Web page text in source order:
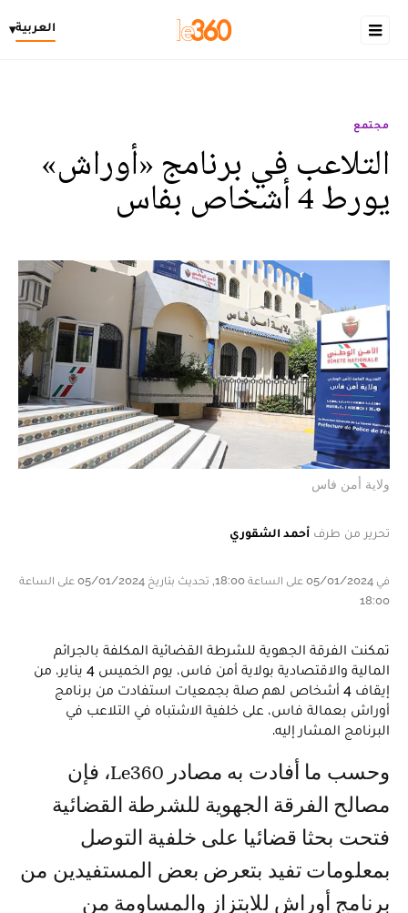
العربية▾
مجتمع
التلاعب في برنامج «أوراش»
يورط 4 أشخاص بفاس
ولاية أمن فاس
تحرير من طرف أحمد الشقوري
في 05/01/2024 على الساعة 18:00, تحديث بتاريخ 05/01/2024 على الساعة
18:00
تمكنت الفرقة الجهوية للشرطة القضائية المكلفة بالجرائم
المالية والاقتصادية بولاية أمن فاس، يوم الخميس 4 يناير، من
إيقاف 4 أشخاص لهم صلة بجمعيات استفادت من برنامج
أوراش بعمالة فاس، على خلفية الاشتباه في التلاعب في
البرنامج المشار إليه.
وحسب ما أفادت به مصادر Le360، فإن
مصالح الفرقة الجهوية للشرطة القضائية
فتحت بحثا قضائيا على خلفية التوصل
بمعلومات تفيد بتعرض بعض المستفيدين من
برنامج أوراش للابتزاز والمساومة من